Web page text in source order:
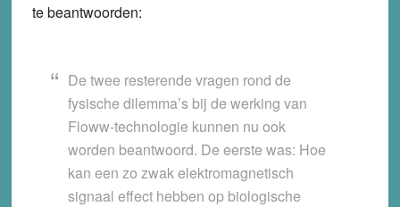
te beantwoorden:
De twee resterende vragen rond de
fysische dilemma’s bij de werking van
Floww-technologie kunnen nu ook
worden beantwoord. De eerste was: Hoe
kan een zo zwak elektromagnetisch
signaal effect hebben op biologische